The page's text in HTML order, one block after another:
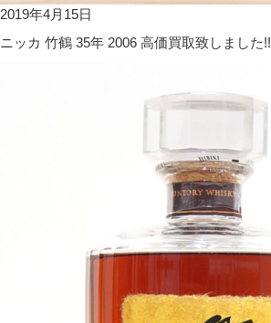
2019年4月15日
ニッカ 竹鶴 35年 2006 高価買取致しました!!